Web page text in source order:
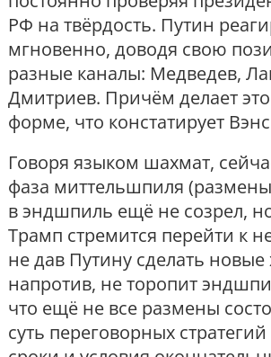
РФ на твёрдость. Путин
мгновенно, доводя свою
разные каналы: Медведев,
Дмитриев. Причём делает
форме, что констатирует
Говоря языком шахмат,
фаза миттельшпиля
в эндшпиль ещё не созрел,
Трамп стремится перейти к
не дав Путину сделать
напротив, не торопит
что ещё не все размены
суть переговорных